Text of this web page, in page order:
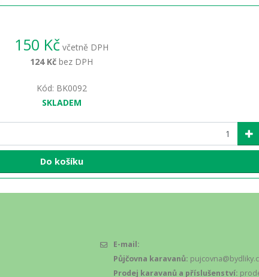
150 Kč včetně DPH
124 Kč bez DPH
Kód: BK0092
SKLADEM
Do košíku
E-mail:
Půjčovna karavanů:
Prodej karavanů a příslušenství: